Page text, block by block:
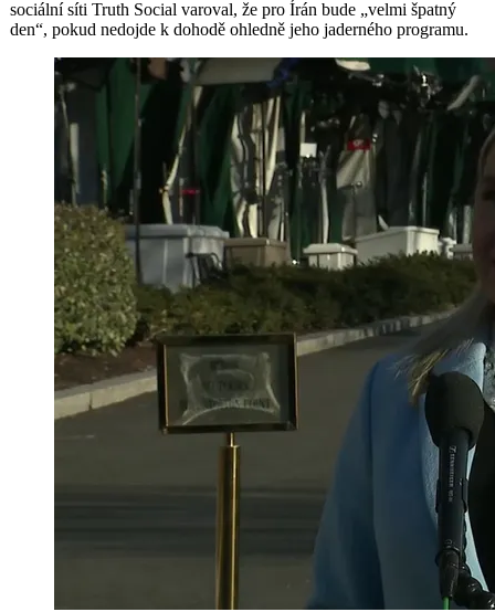
sociální síti Truth Social varoval, že pro Írán bude „velmi špatný
den“, pokud nedojde k dohodě ohledně jeho jaderného programu.